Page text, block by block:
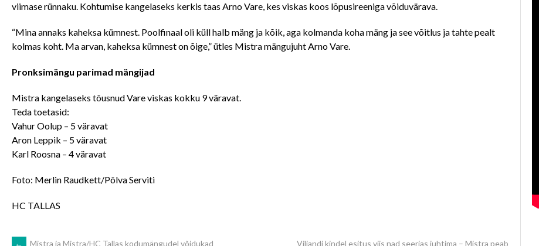
viimase rünnaku. Kohtumise kangelaseks kerkis taas Arno Vare, kes viskas koos lõpusireeniga võiduvärava.
“Mina annaks kaheksa kümnest. Poolfinaal oli küll halb mäng ja kõik, aga kolmanda koha mäng ja see võitlus ja tahte pealt
kolmas koht. Ma arvan, kaheksa kümnest on õige,” ütles Mistra mängujuht Arno Vare.
Pronksimängu parimad mängijad
Mistra kangelaseks tõusnud Vare viskas kokku 9 väravat.
Teda toetasid:
Vahur Oolup – 5 väravat
Aron Leppik – 5 väravat
Karl Roosna – 4 väravat
Foto: Merlin Raudkett/Põlva Serviti
HC TALLAS
← Mistra ja Mistra/HC Tallas kodumängudel võidukad
Viljandi kindel esitus viis nad seerias juhtima – Mistra peab